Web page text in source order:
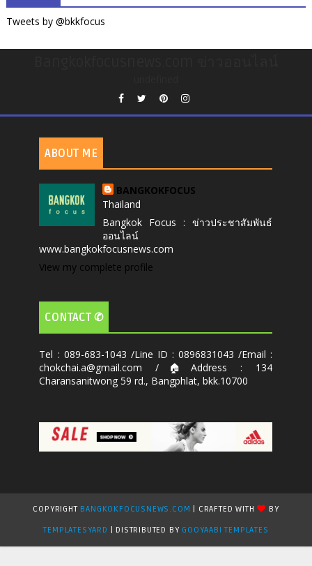
Tweets by @bkkfocus
ABOUT ME
BANGKOKFOCUS
Thailand
Bangkok Focus : ข่าวประชาสัมพันธ์
ออนไลน์
www.bangkokfocusnews.com
View my complete profile
CONTACT ✆
Tel : 089-683-1043 /Line ID : 0896831043 /Email :
chokchai.a@gmail.com /🏠Address : 134
Charansanitwong 59 rd., Bangphlat, bkk.10700
COPYRIGHT BANGKOKFOCUSNEWS.COM | CRAFTED WITH
BY
TEMPLATESYARD | DISTRIBUTED BY GOOYAABI TEMPLATES